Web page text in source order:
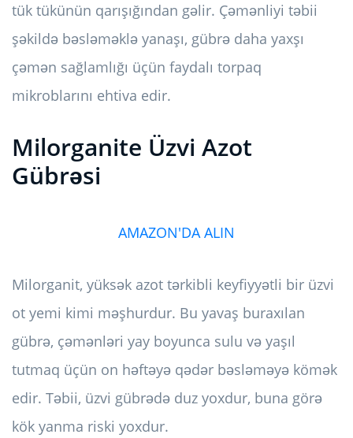
tük tükünün qarışığından gəlir. Çəmənliyi təbii
şəkildə bəsləməklə yanaşı, gübrə daha yaxşı
çəmən sağlamlığı üçün faydalı torpaq
mikroblarını ehtiva edir.
Milorganite Üzvi Azot
Gübrəsi
AMAZON'DA ALIN
Milorganit, yüksək azot tərkibli keyfiyyətli bir üzvi
ot yemi kimi məşhurdur. Bu yavaş buraxılan
gübrə, çəmənləri yay boyunca sulu və yaşıl
tutmaq üçün on həftəyə qədər bəsləməyə kömək
edir. Təbii, üzvi gübrədə duz yoxdur, buna görə
kök yanma riski yoxdur.